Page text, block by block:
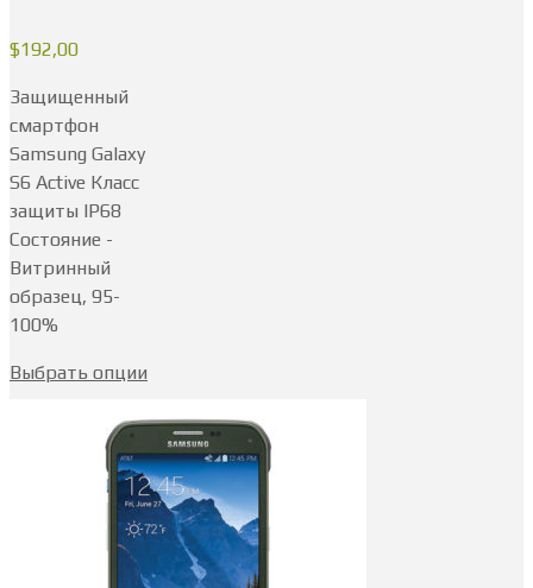
$192,00
Защищенный
смартфон
Samsung Galaxy
S6 Active Класс
защиты IP68
Состояние -
Витринный
образец, 95-
100%
Выбрать опции